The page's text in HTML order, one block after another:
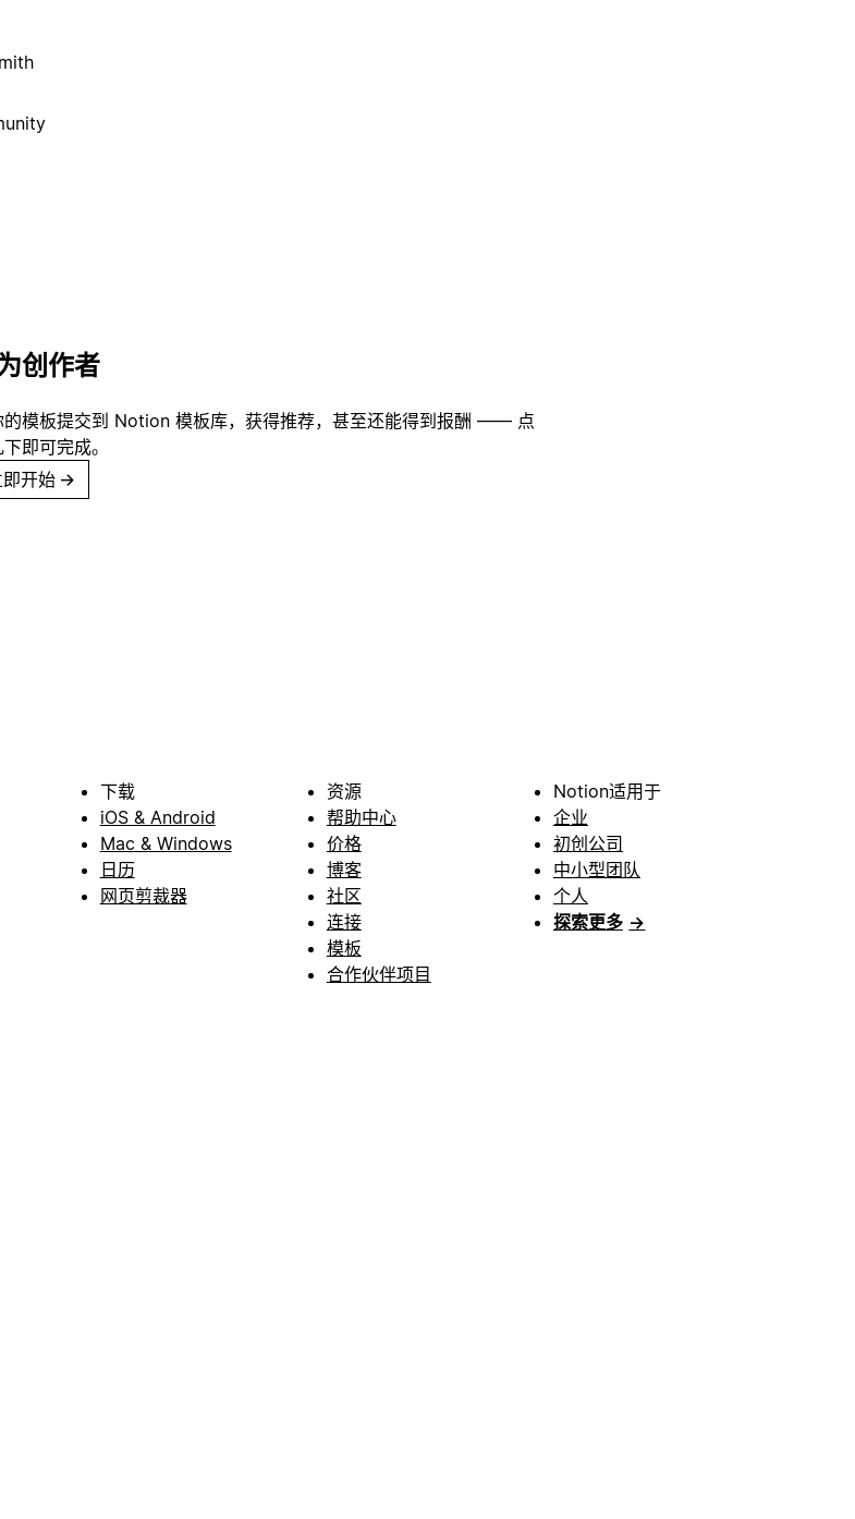
创作者
的模板提交到 Notion 模板库，获得推荐，甚至还能得到报酬 —— 点
即可完成。
即开始 →
下载
iOS & Android
Mac & Windows
日历
网页剪裁器
资源
帮助中心
价格
博客
社区
连接
模板
合作伙伴项目
Notion适用于
企业
初创公司
中小型团队
个人
探索更多 →